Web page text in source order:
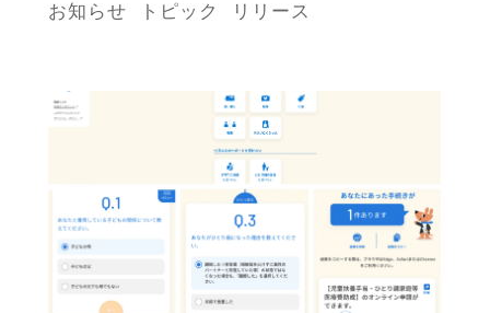
お知らせ
トピック リリース